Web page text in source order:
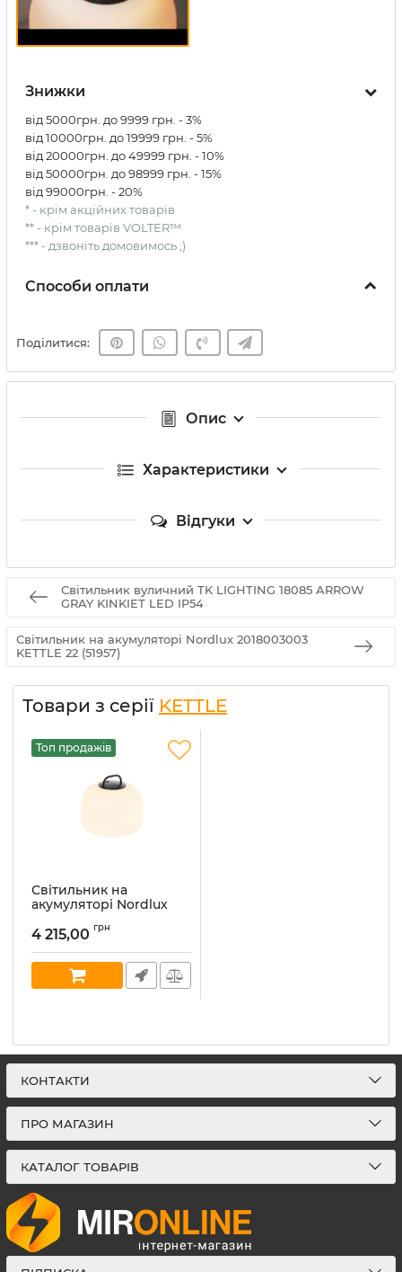
Знижки
від 5000грн. до 9999 грн. - 3%
від 10000грн. до 19999 грн. - 5%
від 20000грн. до 49999 грн. - 10%
від 50000грн. до 98999 грн. - 15%
від 99000грн. - 20%
* - крім акційних товарів
** - крім товарів VOLTER™
*** - дзвоніть домовимось ;)
Способи оплати
Поділитися:
Опис
Характеристики
Відгуки
Світильник вуличний TK LIGHTING 18085 ARROW
GRAY KINKIET LED IP54
Світильник на акумуляторі Nordlux 2018003003
KETTLE 22 (51957)
Товари з серії KETTLE
Топ продажів
Світильник на
акумуляторі Nordlux
(51957)
Артикул:2018003003
В наявності:10
4 215,00 грн
КОНТАКТИ
ПРО МАГАЗИН
КАТАЛОГ ТОВАРІВ